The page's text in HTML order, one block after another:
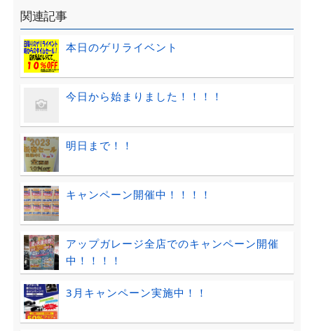
関連記事
本日のゲリライベント
今日から始まりました！！！！
明日まで！！
キャンペーン開催中！！！！
アップガレージ全店でのキャンペーン開催
中！！！！
3月キャンペーン実施中！！